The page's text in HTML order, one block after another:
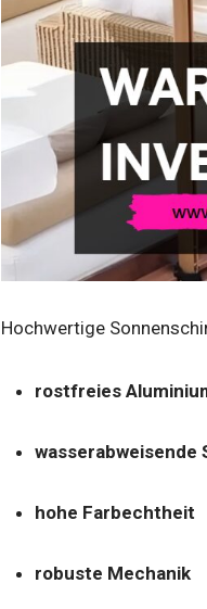
Hochwertige
rostfreies
wasserabweisende
hohe Farbechtheit
robuste Mechanik